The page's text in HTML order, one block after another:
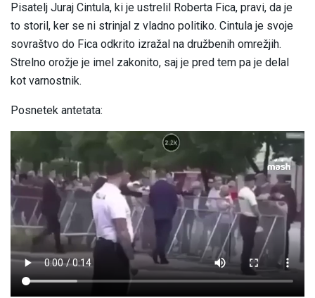
Pisatelj Juraj Cintula, ki je ustrelil Roberta Fica, pravi, da je
to storil, ker se ni strinjal z vladno politiko. Cintula je svoje
sovraštvo do Fica odkrito izražal na družbenih omrežjih.
Strelno orožje je imel zakonito, saj je pred tem pa je delal
kot varnostnik.
Posnetek antetata: